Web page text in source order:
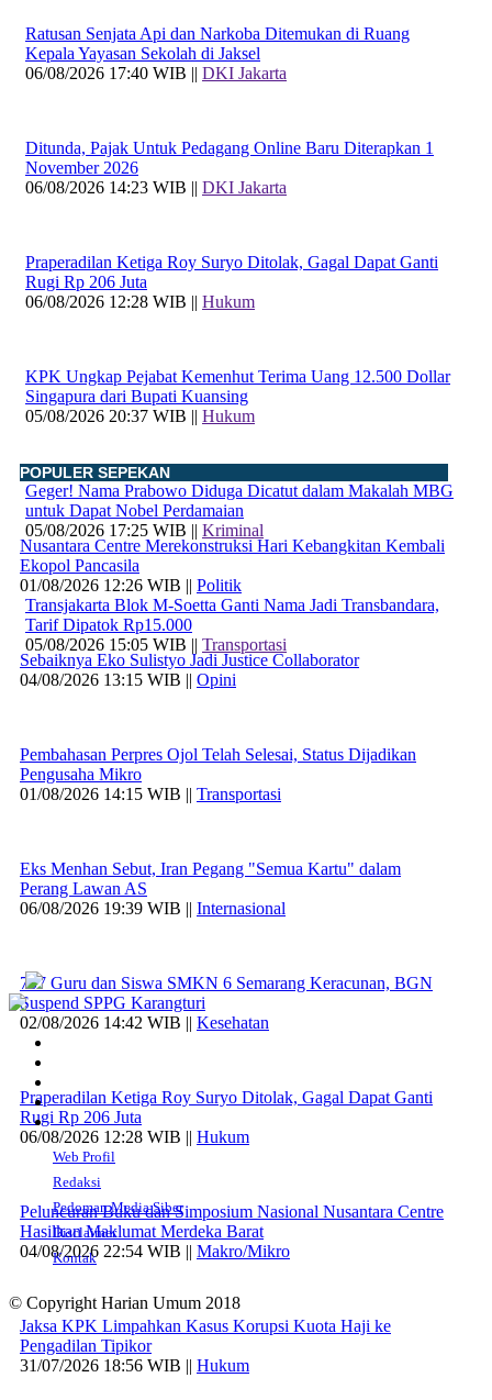
Ratusan Senjata Api dan Narkoba Ditemukan di Ruang
Kepala Yayasan Sekolah di Jaksel
06/08/2026 17:40 WIB || DKI Jakarta
Ditunda, Pajak Untuk Pedagang Online Baru Diterapkan 1
November 2026
06/08/2026 14:23 WIB || DKI Jakarta
Praperadilan Ketiga Roy Suryo Ditolak, Gagal Dapat Ganti
Rugi Rp 206 Juta
06/08/2026 12:28 WIB || Hukum
KPK Ungkap Pejabat Kemenhut Terima Uang 12.500 Dollar
Singapura dari Bupati Kuansing
05/08/2026 20:37 WIB || Hukum
Geger! Nama Prabowo Diduga Dicatut dalam Makalah MBG
untuk Dapat Nobel Perdamaian
05/08/2026 17:25 WIB || Kriminal
Transjakarta Blok M-Soetta Ganti Nama Jadi Transbandara,
Tarif Dipatok Rp15.000
05/08/2026 15:05 WIB || Transportasi
POPULER SEPEKAN
Nusantara Centre Merekonstruksi Hari Kebangkitan Kembali
Ekopol Pancasila
01/08/2026 12:26 WIB || Politik
Sebaiknya Eko Sulistyo Jadi Justice Collaborator
04/08/2026 13:15 WIB || Opini
Pembahasan Perpres Ojol Telah Selesai, Status Dijadikan
Pengusaha Mikro
01/08/2026 14:15 WIB || Transportasi
Eks Menhan Sebut, Iran Pegang "Semua Kartu" dalam
Perang Lawan AS
06/08/2026 19:39 WIB || Internasional
707 Guru dan Siswa SMKN 6 Semarang Keracunan, BGN
Suspend SPPG Karangturi
02/08/2026 14:42 WIB || Kesehatan
Praperadilan Ketiga Roy Suryo Ditolak, Gagal Dapat Ganti
Rugi Rp 206 Juta
06/08/2026 12:28 WIB || Hukum
Peluncuran Buku dan Simposium Nasional Nusantara Centre
Hasilkan Maklumat Merdeka Barat
04/08/2026 22:54 WIB || Makro/Mikro
Jaksa KPK Limpahkan Kasus Korupsi Kuota Haji ke
Pengadilan Tipikor
31/07/2026 18:56 WIB || Hukum
Web Profil
Redaksi
Pedoman Media Siber
Disclaimer
Kontak
© Copyright Harian Umum 2018